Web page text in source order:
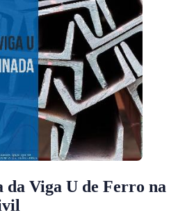
Viga U de Ferro na